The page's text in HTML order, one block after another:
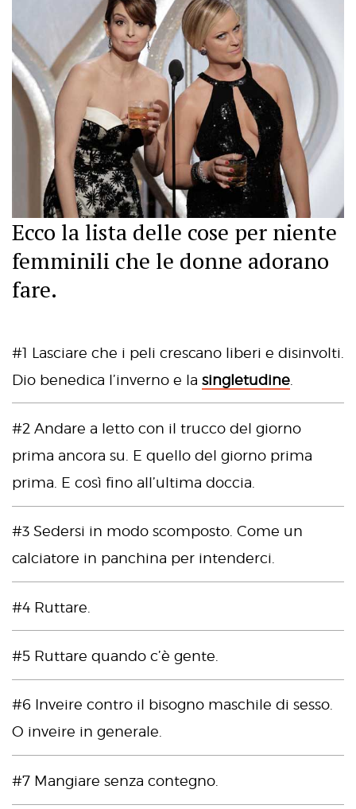
Ecco la lista delle cose per niente
femminili che le donne adorano
fare.
#1 Lasciare che i peli crescano liberi e disinvolti.
Dio benedica l’inverno e la singletudine
#2 Andare a letto con il trucco del giorno
prima ancora su. E quello del giorno prima
prima. E così fino all’ultima doccia.
#3 Sedersi in modo scomposto. Come un
calciatore in panchina per intenderci.
#4 Ruttare.
#5 Ruttare quando c’è gente.
#6 Inveire contro il bisogno maschile di sesso.
O inveire in generale.
#7 Mangiare senza contegno.